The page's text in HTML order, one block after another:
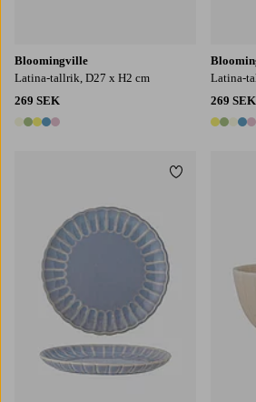
Bloomingville
Latina-tallrik, D27 x H2 cm
269 SEK
5 färger
Latina-
269 SEK
5 färger
Lägg till i